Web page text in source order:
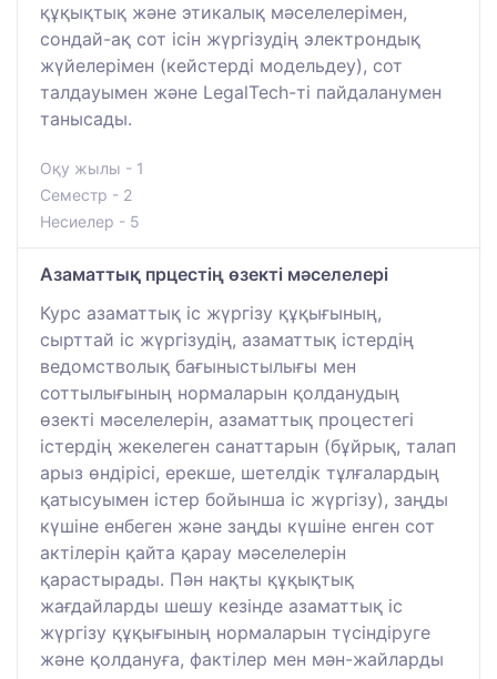
құқықтық және этикалық мәселелерімен,
сондай-ақ сот ісін жүргізудің электрондық
жүйелерімен (кейстерді модельдеу), сот
талдауымен және LegalTech-ті пайдаланумен
танысады.
Оқу жылы - 1
Семестр - 2
Несиелер - 5
Азаматтық прцестің өзекті мәселелері
Курс азаматтық іс жүргізу құқығының,
сырттай іс жүргізудің, азаматтық істердің
ведомстволық бағыныстылығы мен
соттылығының нормаларын қолданудың
өзекті мәселелерін, азаматтық процестегі
істердің жекелеген санаттарын (бұйрық, талап
арыз өндірісі, ерекше, шетелдік тұлғалардың
қатысуымен істер бойынша іс жүргізу), заңды
күшіне енбеген және заңды күшіне енген сот
актілерін қайта қарау мәселелерін
қарастырады. Пән нақты құқықтық
жағдайларды шешу кезінде азаматтық іс
жүргізу құқығының нормаларын түсіндіруге
және қолдануға, фактілер мен мән-жайларды